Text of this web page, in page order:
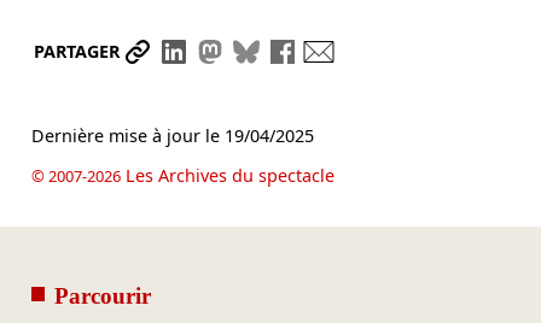
PARTAGER Partager le lien
Partager sur LinkedIn
Partager sur Mastodon
Partager sur Bluesky
Partager sur Facebook
Dernière mise à jour le 19/04/2025
© 2007-2026Les Archives du spectacle
Parcourir